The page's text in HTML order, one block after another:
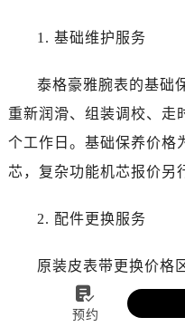
1. 基础维护服务
泰格豪雅腕表的基础
重新润滑、组装调校、走
个工作日。基础保养价格
芯，复杂功能机芯报价另
2. 配件更换服务
原装皮表带更换价格
表带材质、尺寸及型号确
换电池服务价格为280元

预约